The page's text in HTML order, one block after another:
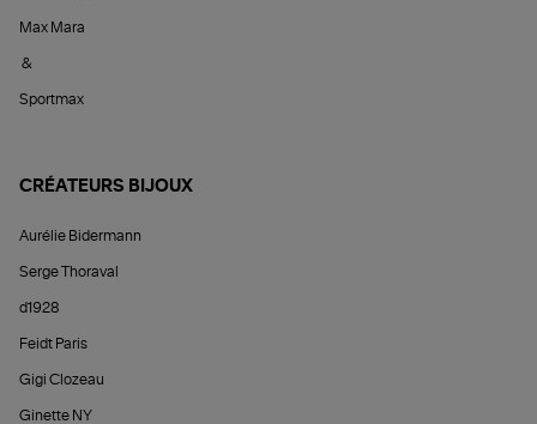
Max Mara
&
Sportmax
CRÉATEURS BIJOUX
Aurélie Bidermann
Serge Thoraval
d1928
Feidt Paris
Gigi Clozeau
Ginette NY